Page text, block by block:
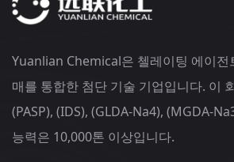
Yuanlian Chemical은 첼레이팅 에이전
매를 통합한 첨단 기술 기업입니다. 이
(PASP), (IDS), (GLDA-Na4), (MGDA-
능력은 10,000톤 이상입니다.